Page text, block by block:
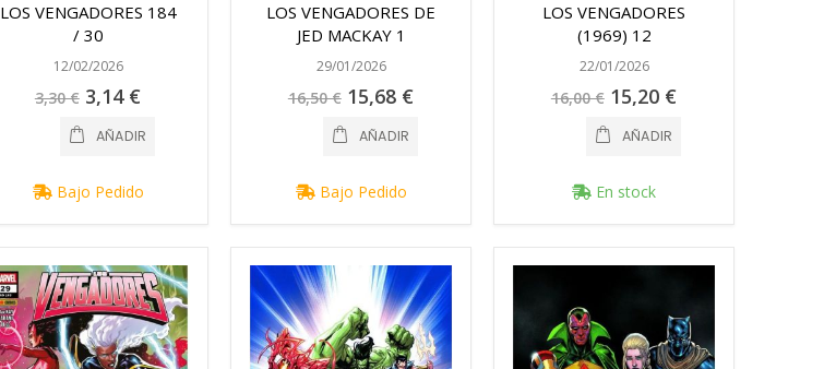
LOS VENGADORES 184
/ 30
12/02/2026
3,30 € Precio
especial
3,14 €
AÑADIR
Bajo Pedido
LOS VENGADORES DE
JED MACKAY 1
29/01/2026
16,50 € Precio
especial
15,68 €
AÑADIR
Bajo Pedido
LOS VENGADORES
(1969) 12
22/01/2026
16,00 € Precio
especial
15,20 €
AÑADIR
En stock